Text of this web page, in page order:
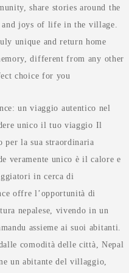
share stories around the
and joys of life in the village.
unique and return home
different from any other
choice for you
un viaggio autentico nel
unico il tuo viaggio Il
per la sua straordinaria
veramente unico è il calore e
in cerca di
offre l’opportunità di
nepalese, vivendo in un
assieme ai suoi abitanti.
comodità delle città, Nepal
un abitante del villaggio,